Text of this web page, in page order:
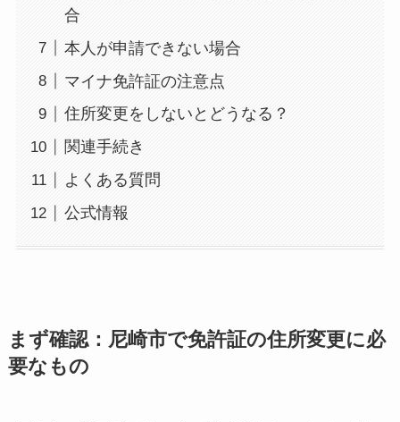
合
本人が申請できない場合
マイナ免許証の注意点
住所変更をしないとどうなる？
関連手続き
よくある質問
公式情報
まず確認：尼崎市で免許証の住所変更に必
要なもの